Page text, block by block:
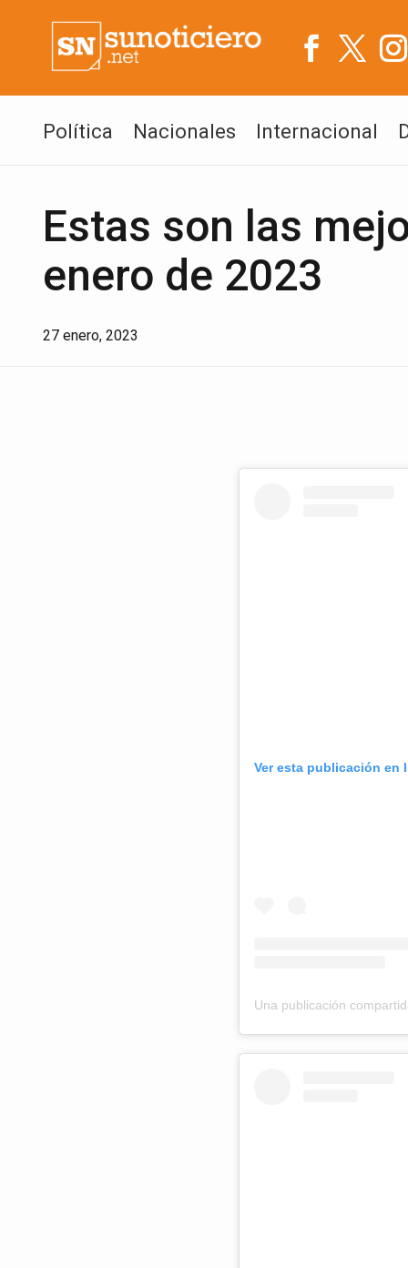
Política Nacionales Internacional
Estas son las
enero de 2023
27 enero, 2023
Ver esta publicación en